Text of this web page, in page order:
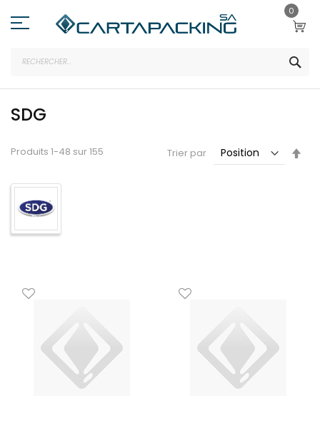
au
contenu
0
SDG
Produits 1-48 sur155 Trier par